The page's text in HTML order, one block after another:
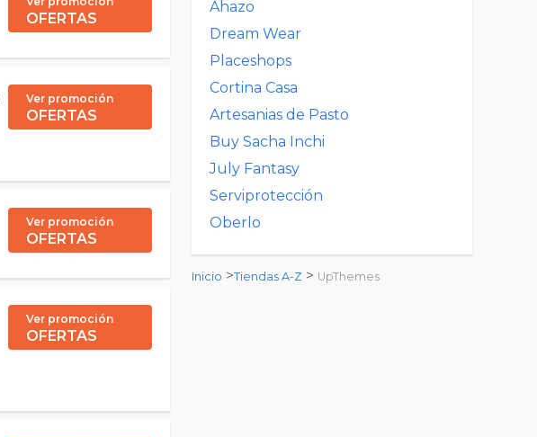
OFERTAS
Ver promoción
OFERTAS
Ver promoción
OFERTAS
Ver promoción
OFERTAS
Ahazo
Dream Wear
Placeshops
Cortina Casa
Artesanias de Pasto
Buy Sacha Inchi
July Fantasy
Serviprotección
Oberlo
Inicio >Tiendas A-Z > UpThemes